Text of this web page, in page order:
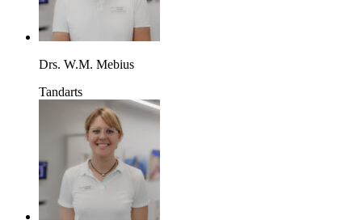
Drs. W.M. Mebius
Tandarts